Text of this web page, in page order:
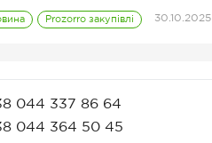
Prozorro закупівлі 30.10.2025
044 337 86 64
044 364 50 45